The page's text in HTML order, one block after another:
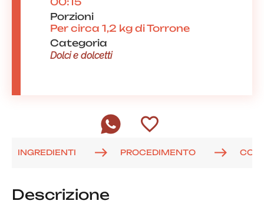
Porzioni
Per circa 1,2 kg di Torrone
Categoria
Dolci e dolcetti
INGREDIENTI PROCEDIMENTO
Descrizione